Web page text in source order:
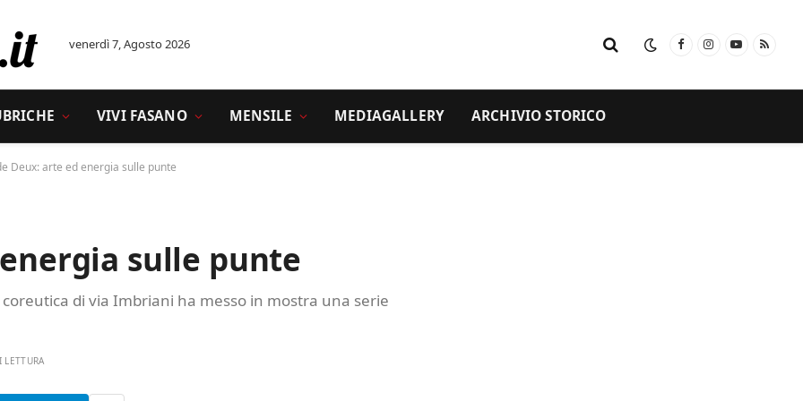
venerdì 7, Agosto 2026 FacebookInstagram
YouTube
RSS
VIVI FASANO MENSILE MEDIAGALLERY ARCHIVIO STORICO
Deux: arte ed energia sulle punte
sulle punte
di via Imbriani ha messo in mostra una serie